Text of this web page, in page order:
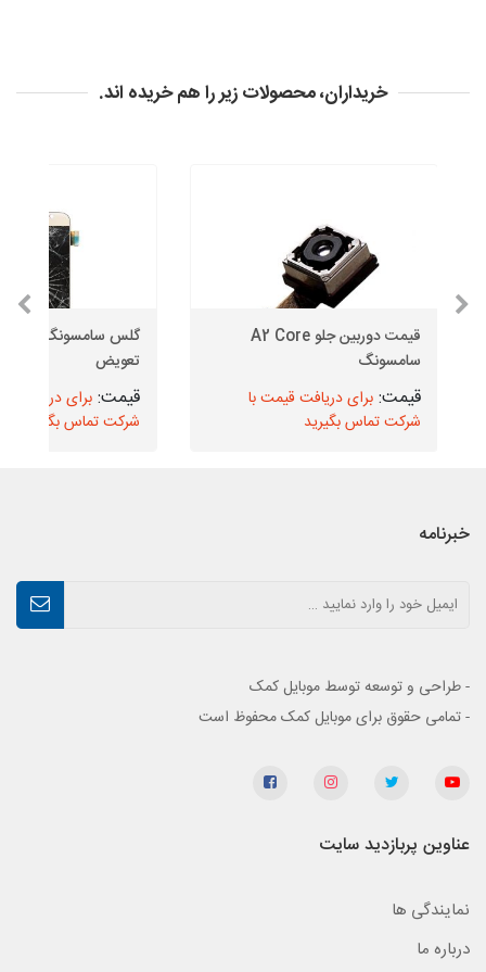
خریداران، محصولات زیر را هم خریده اند.
قیمت دوربین جلو A2 Core
سامسونگ
برای دریافت قیمت با
شرکت تماس بگیرید
تعویض
برای دریافت
شرکت تماس بگیرید
خبرنامه
- طراحی و توسعه توسط موبایل کمک
- تمامی حقوق برای موبایل کمک محفوظ است
عناوین پربازدید سایت
نمایندگی ها
درباره ما